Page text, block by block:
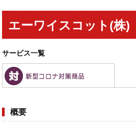
エーワイスコット(株)
サービス一覧
概要